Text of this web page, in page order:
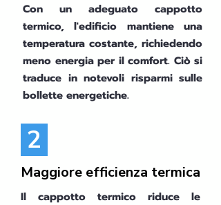
Con un adeguato cappotto
termico, l'edificio mantiene una
temperatura costante, richiedendo
meno energia per il comfort. Ciò si
traduce in notevoli risparmi sulle
bollette energetiche.
2
Maggiore efficienza termica
Il cappotto termico riduce le